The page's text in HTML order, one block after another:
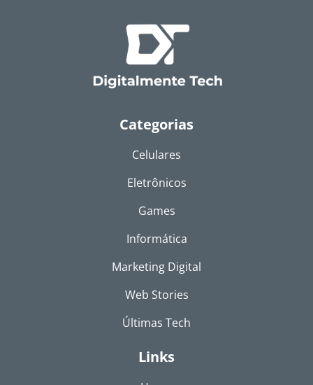
Categorias
Celulares
Eletrônicos
Games
Informática
Marketing Digital
Web Stories
Últimas Tech
Links